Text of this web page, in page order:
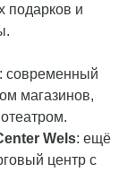
подарков и
: современный
магазинов,
Wels: ещё
центр с